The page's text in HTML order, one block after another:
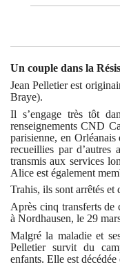
Un couple dans la
Jean Pelletier est
Braye).
Il s’engage très tôt
renseignements CND
parisienne, en
recueillies par d’autres
transmis aux services
Alice est également
Trahis, ils sont arrêtés et
Après cinq transferts de
à Nordhausen, le 29
Malgré la maladie et
Pelletier survit du
enfants. Elle est décédée